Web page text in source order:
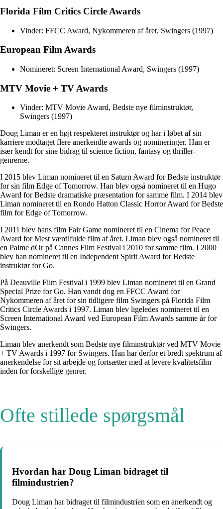
Florida Film Critics Circle Awards
Vinder: FFCC Award, Nykommeren af året, Swingers (1997)
European Film Awards
Nomineret: Screen International Award, Swingers (1997)
MTV Movie + TV Awards
Vinder: MTV Movie Award, Bedste nye filminstruktør,
Swingers (1997)
Doug Liman er en højt respekteret instruktør og har i løbet af sin
karriere modtaget flere anerkendte awards og nomineringer. Han er
især kendt for sine bidrag til science fiction, fantasy og thriller-
genrerne.
I 2015 blev Liman nomineret til en Saturn Award for Bedste instruktør
for sin film Edge of Tomorrow. Han blev også nomineret til en Hugo
Award for Bedste dramatiske præsentation for samme film. I 2014 blev
Liman nomineret til en Rondo Hatton Classic Horror Award for Bedste
film for Edge of Tomorrow.
I 2011 blev hans film Fair Game nomineret til en Cinema for Peace
Award for Mest værdifulde film af året. Liman blev også nomineret til
en Palme dOr på Cannes Film Festival i 2010 for samme film. I 2000
blev han nomineret til en Independent Spirit Award for Bedste
instruktør for Go.
På Deauville Film Festival i 1999 blev Liman nomineret til en Grand
Special Prize for Go. Han vandt dog en FFCC Award for
Nykommeren af året for sin tidligere film Swingers på Florida Film
Critics Circle Awards i 1997. Liman blev ligeledes nomineret til en
Screen International Award ved European Film Awards samme år for
Swingers.
Liman blev anerkendt som Bedste nye filminstruktør ved MTV Movie
+ TV Awards i 1997 for Swingers. Han har derfor et bredt spektrum af
anerkendelse for sit arbejde og fortsætter med at levere kvalitetsfilm
inden for forskellige genrer.
Ofte stillede spørgsmål
Hvordan har Doug Liman bidraget til
filmindustrien?
Doug Liman har bidraget til filmindustrien som en anerkendt og